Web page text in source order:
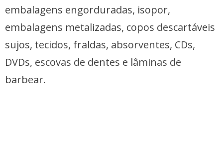
embalagens engorduradas, isopor,
embalagens metalizadas, copos descartáveis
sujos, tecidos, fraldas, absorventes, CDs,
DVDs, escovas de dentes e lâminas de
barbear.